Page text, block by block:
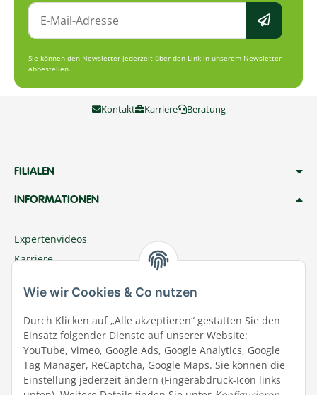
Sie können den Newsletter jederzeit über den Link in unserem Newsletter
abbestellen.
Kontakt Karriere Beratung
FILIALEN
INFORMATIONEN
Expertenvideos
Karriere
Zu Megazoo Shop wechseln
Sommeraktion
Terminal
Tierwohl
Datenschutz
Wie wir Cookies & Co nutzen
Durch Klicken auf „Alle akzeptieren“ gestatten Sie den
Einsatz folgender Dienste auf unserer Website:
YouTube, Vimeo, Google Ads, Google Analytics, Google
Tag Manager, ReCaptcha, Google Maps. Sie können die
Einstellung jederzeit ändern (Fingerabdruck-Icon links